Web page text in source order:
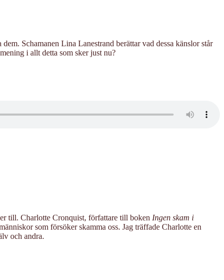
Schamanen Lina Lanestrand berättar vad dessa känslor står
i allt detta som sker just nu?
till. Charlotte Cronquist, författare till boken Ingen skam i
som försöker skamma oss. Jag träffade Charlotte en
och andra.